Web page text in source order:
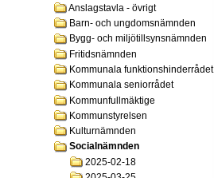
Anslagstavla - övrigt
Barn- och ungdomsnämnden
Bygg- och miljötillsynsnämnden
Fritidsnämnden
Kommunala funktionshinderrådet
Kommunala seniorrådet
Kommunfullmäktige
Kommunstyrelsen
Kulturnämnden
Socialnämnden
2025-02-18